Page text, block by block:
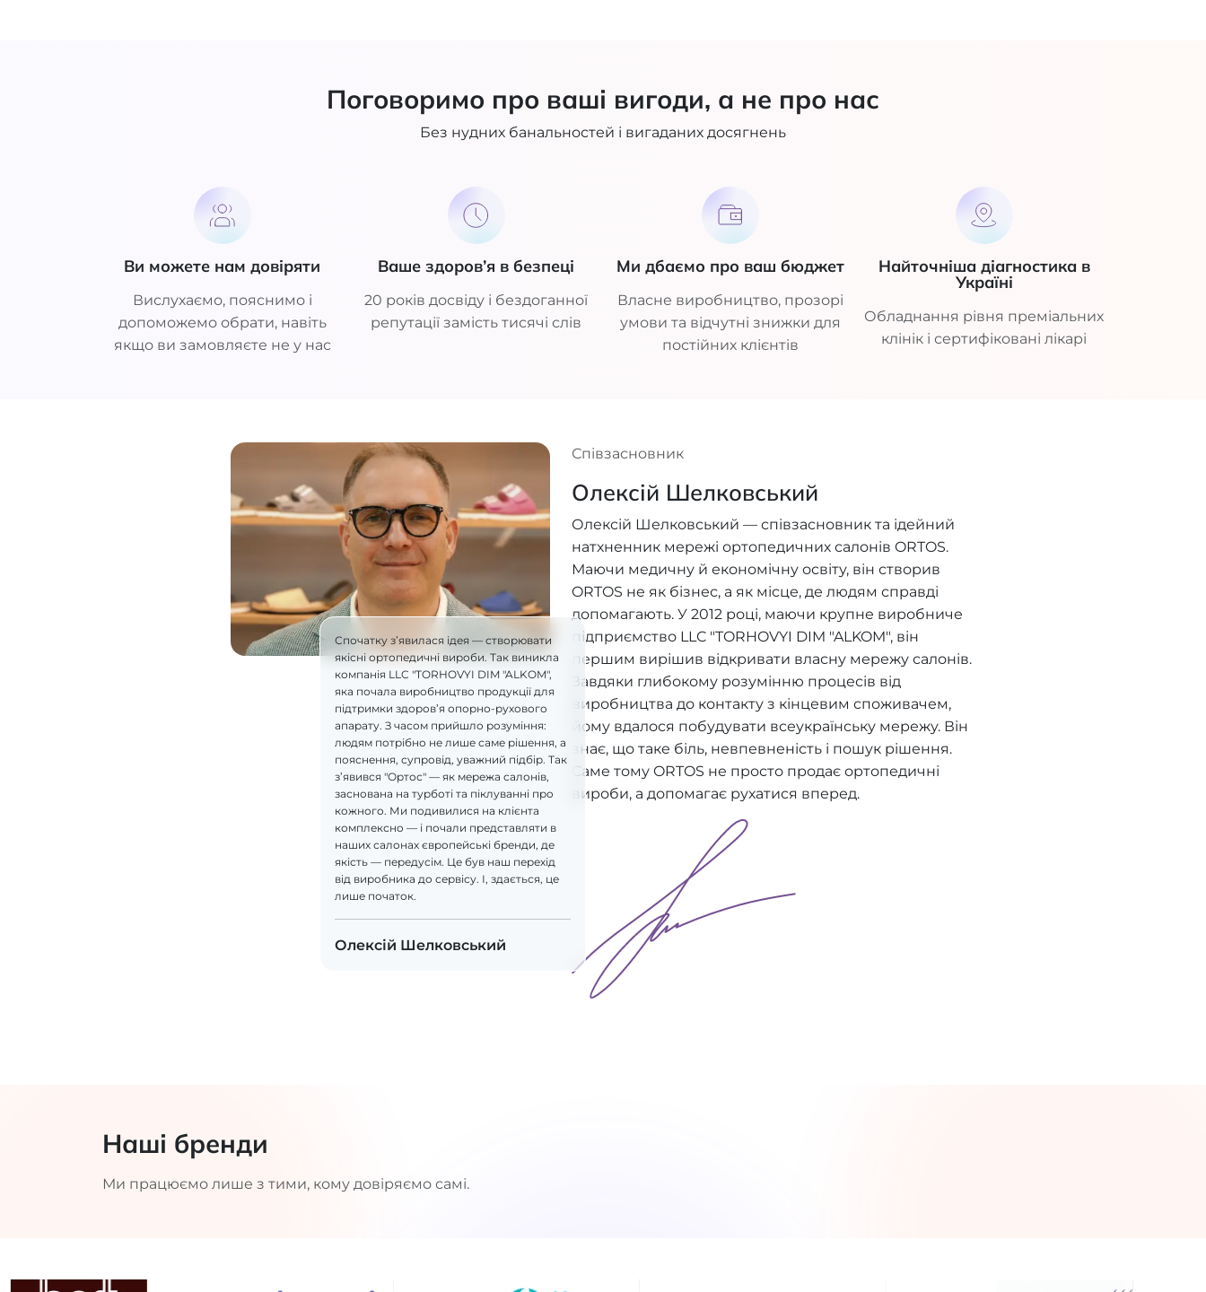
Поговоримо про ваші вигоди, а не про нас
Без нудних банальностей і вигаданих досягнень
Ви можете нам довіряти
Вислухаємо, пояснимо і
допоможемо обрати, навіть
якщо ви замовляєте не у нас
Ваше здоров’я в безпеці
20 років досвіду і бездоганної
репутації замість тисячі слів
Ми дбаємо про ваш бюджет
Власне виробництво, прозорі
умови та відчутні знижки для
постійних клієнтів
Найточніша діагностика в
Україні
Обладнання рівня преміальних
клінік і сертифіковані лікарі
Спочатку з’явилася ідея — створювати
якісні ортопедичні вироби. Так виникла
компанія LLC "TORHOVYI DIM "ALKOM",
яка почала виробництво продукції для
підтримки здоров’я опорно-рухового
апарату. З часом прийшло розуміння:
людям потрібно не лише саме рішення, а
пояснення, супровід, уважний підбір. Так
з’явився "Ортос" — як мережа салонів,
заснована на турботі та піклуванні про
кожного. Ми подивилися на клієнта
комплексно — і почали представляти в
наших салонах європейські бренди, де
якість — передусім. Це був наш перехід
від виробника до сервісу. І, здається, це
лише початок.
Олексій Шелковський
Співзасновник
Олексій Шелковський
Олексій Шелковський — співзасновник та ідейний
натхненник мережі ортопедичних салонів ORTOS.
Маючи медичну й економічну освіту, він створив
ORTOS не як бізнес, а як місце, де людям справді
допомагають. У 2012 році, маючи крупне виробниче
підприємство LLC "TORHOVYI DIM "ALKOM", він
першим вирішив відкривати власну мережу салонів.
Завдяки глибокому розумінню процесів від
виробництва до контакту з кінцевим споживачем,
йому вдалося побудувати всеукраїнську мережу. Він
знає, що таке біль, невпевненість і пошук рішення.
Саме тому ORTOS не просто продає ортопедичні
вироби, а допомагає рухатися вперед.
Наші бренди
Ми працюємо лише з тими, кому довіряємо самі.